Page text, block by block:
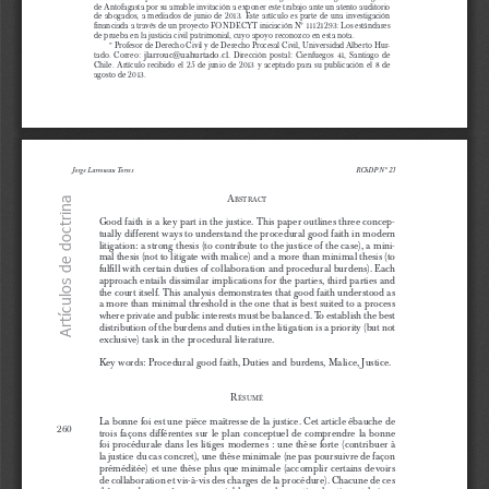
de Antofagasta por su amable invitación a exponer este trabajo ante un atento auditorio
de abogados, a mediados de junio de 2013. Este artículo es parte de una investigación
financiada a través de un proyecto FONDECYT iniciación N° 11121293: Los estándares
de prueba en la justicia civil patrimonial, cuyo apoyo reconozco en esta nota.
** Profesor de Derecho Civil y de Derecho Procesal Civil, Universidad Alberto Hur
-
tado. Correo: jlarrouc@uahurtado.cl.
Dirección postal: Cienfuegos 41, Santiago de
Chi le. Artículo recibido el 25 de junio de 2013 y aceptado para su publicación el 8 de
agosto de 2013.
260
Jorge Larroucau Torres RChDP Nº 21
Artículos de doctrina a bStract
Good faith is a key part in the justice. This paper outlines three concep-
tually different ways to understand the procedural good faith in modern
litigation: a strong thesis (to contribute to the justice of the case), a mini-
mal thesis (not to litigate with malice) and a more than minimal thesis (to
fulfill with certain duties of collaboration and procedural burdens). Each
approach entails dissimilar implications for the parties, third parties and
the court itself. This analysis demonstrates that good faith understood as
a more than minimal threshold is the one that is best suited to a process
where private and public interests must be balanced. To establish the best
distribution of the burdens and duties in the litigation is a priority (but not
exclusive) task in the procedural literature.
Key words: Procedural good faith, Duties and burdens, Malice, Justice.
r éSumé
La bonne foi est une pièce maîtresse de la justice. Cet article ébauche de
trois façons différentes sur le plan conceptuel de comprendre la bonne
foi procédurale dans les litiges modernes : une thèse forte (contribuer à
la justice du cas concret), une thèse minimale (ne pas poursuivre de façon
préméditée) et une thèse plus que minimale (accomplir certains devoirs
de collaboration et vis-à-vis des charges de la procédure). Chacune de ces